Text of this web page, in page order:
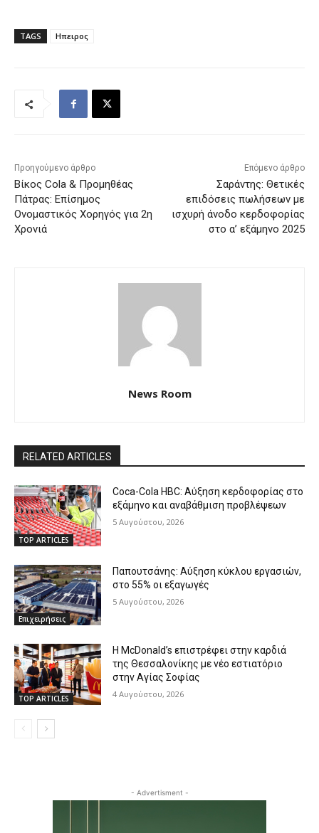
TAGS Ηπειρος
Προηγούμενο άρθρο
Βίκος Cola & Προμηθέας
Πάτρας: Επίσημος
Ονομαστικός Χορηγός για 2η
Χρονιά
Επόμενο άρθρο
Σαράντης: Θετικές
επιδόσεις πωλήσεων με
ισχυρή άνοδο κερδοφορίας
στο α’ εξάμηνο 2025
News Room
RELATED ARTICLES
TOP ARTICLES
Coca-Cola HBC: Αύξηση κερδοφορίας στο
εξάμηνο και αναβάθμιση προβλέψεων
5 Αυγούστου, 2026
Επιχειρήσεις
Παπουτσάνης: Αύξηση κύκλου εργασιών,
στο 55% οι εξαγωγές
5 Αυγούστου, 2026
TOP ARTICLES
Η McDonald’s επιστρέφει στην καρδιά
της Θεσσαλονίκης με νέο εστιατόριο
στην Αγίας Σοφίας
4 Αυγούστου, 2026
- Advertisment -